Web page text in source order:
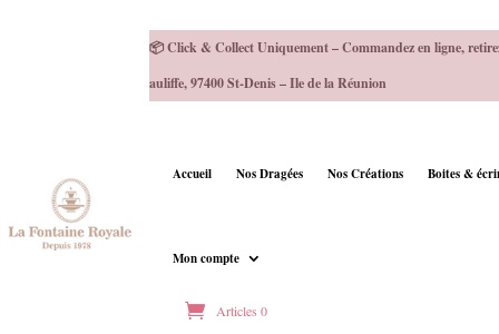
📦 Click & Collect Uniquement – Commandez en ligne,
auliffe, 97400 St-Denis – Ile de la Réunion
Accueil Nos Dragées Nos Créations Boites &
Mon compte
Articles 0